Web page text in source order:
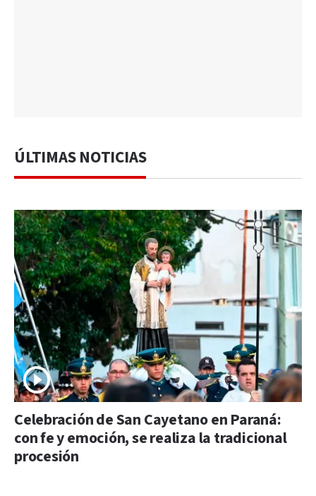
ÚLTIMAS NOTICIAS
Celebración de San Cayetano en Paraná:
con fe y emoción, se realiza la tradicional
procesión